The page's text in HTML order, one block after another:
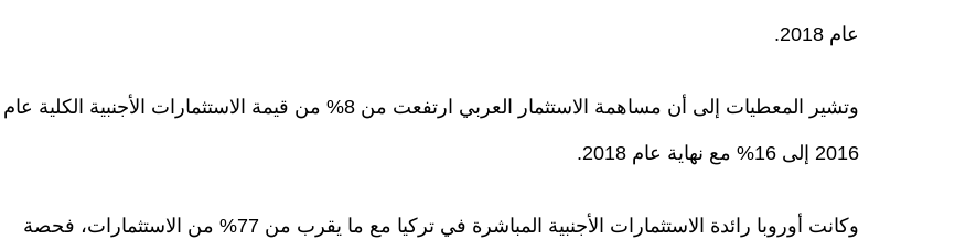
عام 2018.
وتشير المعطيات إلى أن مساهمة الاستثمار العربي ارتفعت من 8% من قيمة الاستثمارات الأجنبية الكلية عام
2016 إلى 16% مع نهاية عام 2018.
وكانت أوروبا رائدة الاستثمارات الأجنبية المباشرة في تركيا مع ما يقرب من 77% من الاستثمارات، فحصة